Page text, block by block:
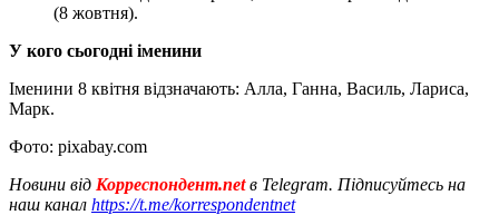
(8 жовтня).
У кого сьогодні іменини
Іменини 8 квітня відзначають: Алла, Ганна, Василь, Лариса,
Марк.
Фото: pixabay.com
Новини від Корреспондент.netв Telegram. Підписуйтесь на
наш канал https://t.me/korrespondentnet